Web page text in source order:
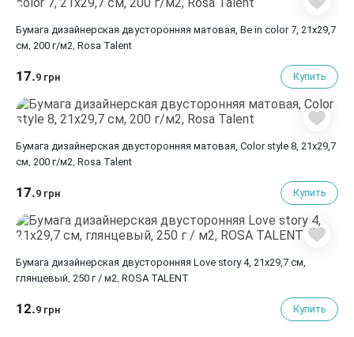
Бумага дизайнерская двусторонняя матовая, Be in color 7, 21х29,7
см, 200 г/м2, Rosa Talent
17.9 грн Купить
Бумага дизайнерская двусторонняя матовая, Color style 8, 21х29,7
см, 200 г/м2, Rosa Talent
17.9 грн Купить
Бумага дизайнерская двусторонняя Love story 4, 21х29,7 см,
глянцевый, 250 г / м2, ROSA TALENT
12.9 грн Купить